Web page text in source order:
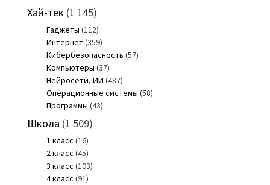
Хай-тек (1 145)
Гаджеты (112)
Интернет(359)
Кибербезопасность (57)
Компьютеры (37)
Нейросети, ИИ (487)
Операционные системы (58)
Программы (43)
Школа (1 509)
1 класс (16)
2 класс (45)
3 класс (103)
4 класс (91)